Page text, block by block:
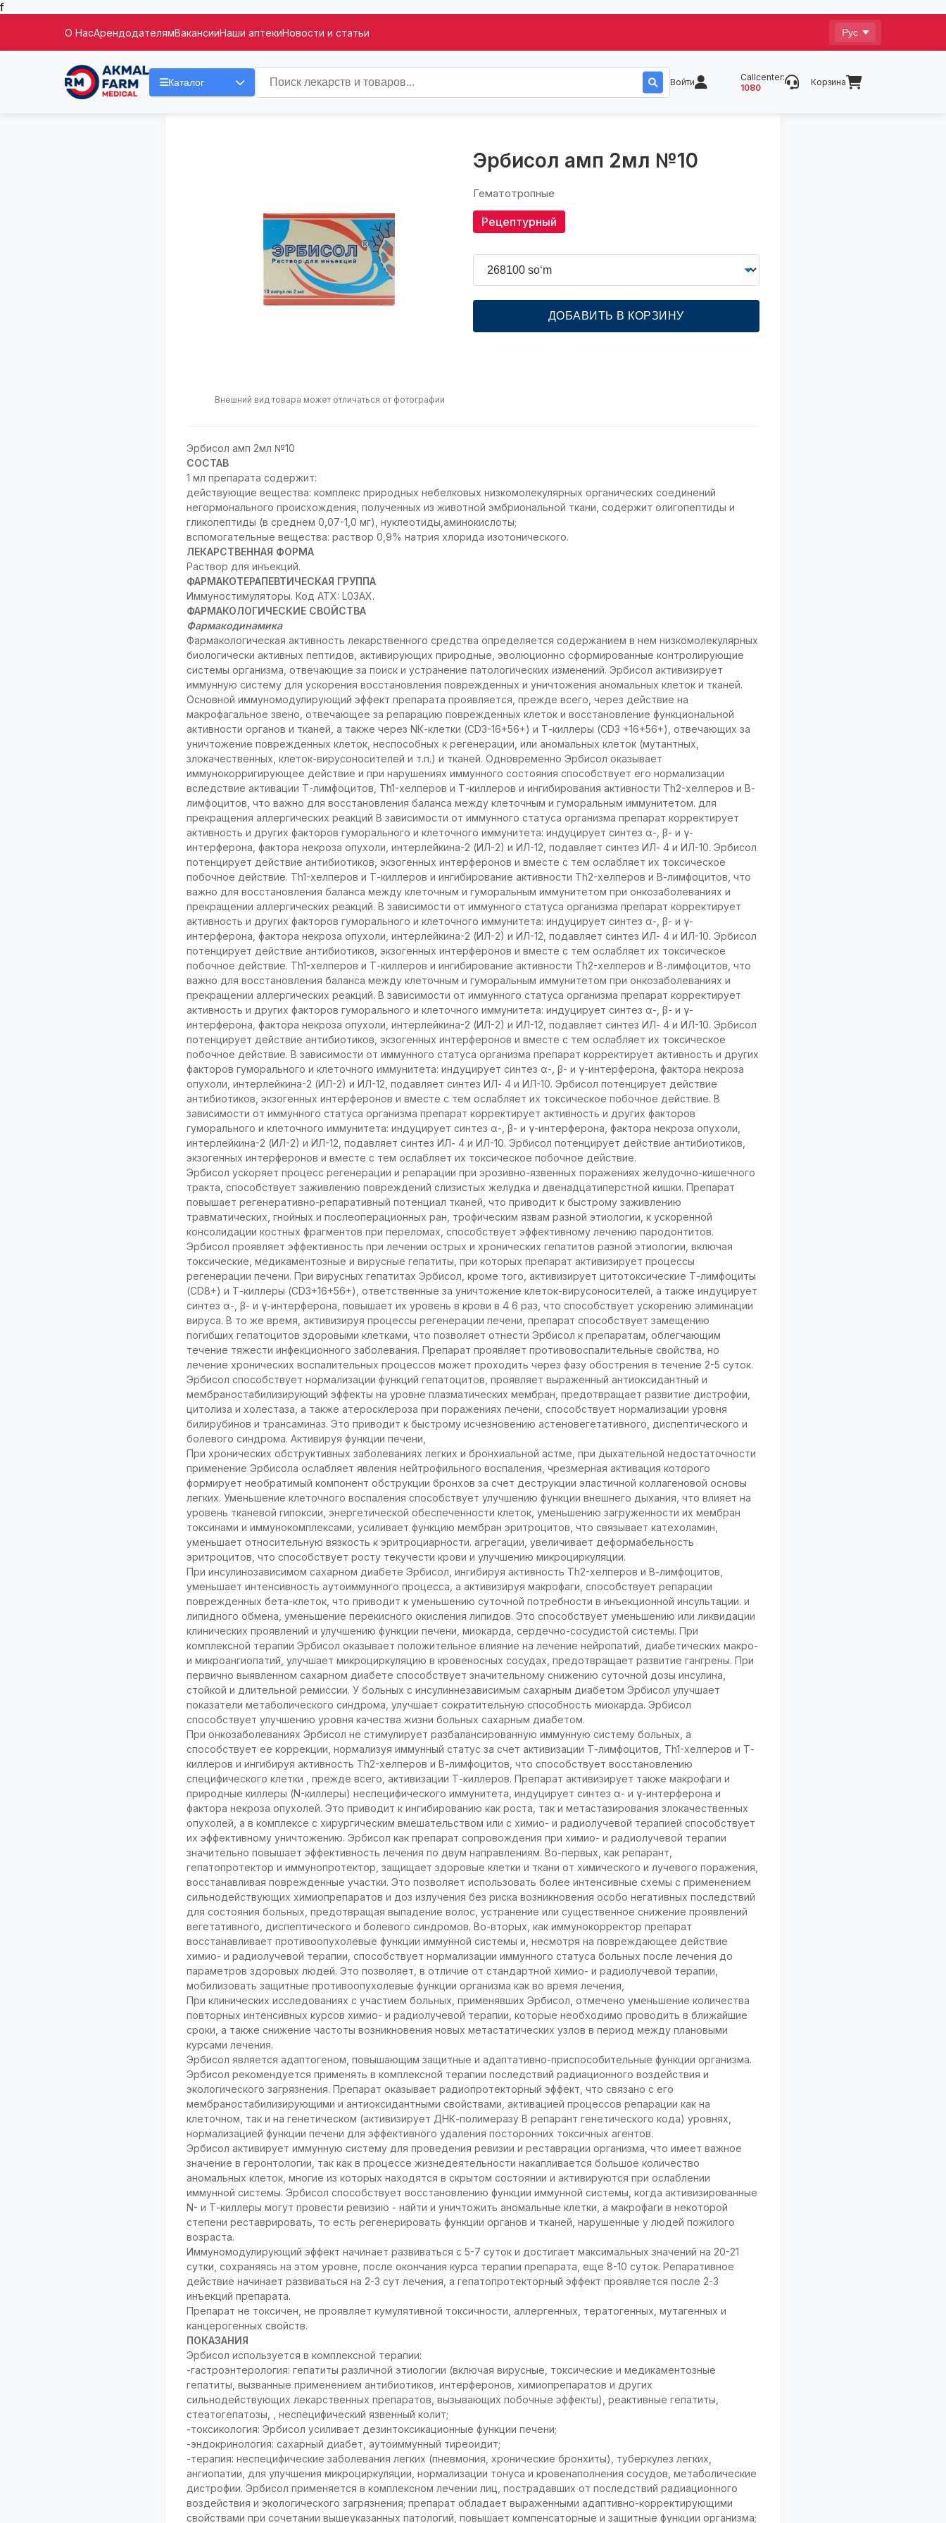
f
О НасАрендодателямВакансииНаши аптекиНовости и статьи
Каталог Войти
Callcenter:
1080
Корзина
Внешний вид товара может отличаться от фотографии
Эрбисол амп 2мл №10
Гематотропные
Рецептурный
ДОБАВИТЬ В КОРЗИНУ
Эрбисол амп 2мл №10
СОСТАВ
1 мл препарата содержит:
действующие вещества: комплекс природных небелковых низкомолекулярных органических соединений
негормонального происхождения, полученных из животной эмбриональной ткани, содержит олигопептиды и
гликопептиды (в среднем 0,07-1,0 мг), нуклеотиды,аминокислоты;
вспомогательные вещества: раствор 0,9% натрия хлорида изотонического.
ЛЕКАРСТВЕННАЯ ФОРМА
Раствор для инъекций.
ФАРМАКОТЕРАПЕВТИЧЕСКАЯ ГРУППА
Иммуностимуляторы. Код АТX: L03AX.
ФАРМАКОЛОГИЧЕСКИЕ СВОЙСТВА
Фармакодинамика
Фармакологическая активность лекарственного средства определяется содержанием в нем низкомолекулярных
биологически активных пептидов, активирующих природные, эволюционно сформированные контролирующие
системы организма, отвечающие за поиск и устранение патологических изменений. Эрбисол активизирует
иммунную систему для ускорения восстановления поврежденных и уничтожения аномальных клеток и тканей.
Основной иммуномодулирующий эффект препарата проявляется, прежде всего, через действие на
макрофагальное звено, отвечающее за репарацию поврежденных клеток и восстановление функциональной
активности органов и тканей, а также через NК-клетки (CD3-16+56+) и Т-киллеры (CD3 +16+56+), отвечающих за
уничтожение поврежденных клеток, неспособных к регенерации, или аномальных клеток (мутантных,
злокачественных, клеток-вирусоносителей и т.п.) и тканей. Одновременно Эрбисол оказывает
иммунокорригирующее действие и при нарушениях иммунного состояния способствует его нормализации
вследствие активации Т-лимфоцитов, Тh1-хелперов и Т-киллеров и ингибирования активности Тh2-хелперов и В-
лимфоцитов, что важно для восстановления баланса между клеточным и гуморальным иммунитетом. для
прекращения аллергических реакций В зависимости от иммунного статуса организма препарат корректирует
активность и других факторов гуморального и клеточного иммунитета: индуцирует синтез α-, β- и γ-
интерферона, фактора некроза опухоли, интерлейкина-2 (ИЛ-2) и ИЛ-12, подавляет синтез ИЛ- 4 и ИЛ-10. Эрбисол
потенцирует действие антибиотиков, экзогенных интерферонов и вместе с тем ослабляет их токсическое
побочное действие. Тh1-хелперов и Т-киллеров и ингибирование активности Тh2-хелперов и В-лимфоцитов, что
важно для восстановления баланса между клеточным и гуморальным иммунитетом при онкозаболеваниях и
прекращении аллергических реакций. В зависимости от иммунного статуса организма препарат корректирует
активность и других факторов гуморального и клеточного иммунитета: индуцирует синтез α-, β- и γ-
интерферона, фактора некроза опухоли, интерлейкина-2 (ИЛ-2) и ИЛ-12, подавляет синтез ИЛ- 4 и ИЛ-10. Эрбисол
потенцирует действие антибиотиков, экзогенных интерферонов и вместе с тем ослабляет их токсическое
побочное действие. Тh1-хелперов и Т-киллеров и ингибирование активности Тh2-хелперов и В-лимфоцитов, что
важно для восстановления баланса между клеточным и гуморальным иммунитетом при онкозаболеваниях и
прекращении аллергических реакций. В зависимости от иммунного статуса организма препарат корректирует
активность и других факторов гуморального и клеточного иммунитета: индуцирует синтез α-, β- и γ-
интерферона, фактора некроза опухоли, интерлейкина-2 (ИЛ-2) и ИЛ-12, подавляет синтез ИЛ- 4 и ИЛ-10. Эрбисол
потенцирует действие антибиотиков, экзогенных интерферонов и вместе с тем ослабляет их токсическое
побочное действие. В зависимости от иммунного статуса организма препарат корректирует активность и других
факторов гуморального и клеточного иммунитета: индуцирует синтез α-, β- и γ-интерферона, фактора некроза
опухоли, интерлейкина-2 (ИЛ-2) и ИЛ-12, подавляет синтез ИЛ- 4 и ИЛ-10. Эрбисол потенцирует действие
антибиотиков, экзогенных интерферонов и вместе с тем ослабляет их токсическое побочное действие. В
зависимости от иммунного статуса организма препарат корректирует активность и других факторов
гуморального и клеточного иммунитета: индуцирует синтез α-, β- и γ-интерферона, фактора некроза опухоли,
интерлейкина-2 (ИЛ-2) и ИЛ-12, подавляет синтез ИЛ- 4 и ИЛ-10. Эрбисол потенцирует действие антибиотиков,
экзогенных интерферонов и вместе с тем ослабляет их токсическое побочное действие.
Эрбисол ускоряет процесс регенерации и репарации при эрозивно-язвенных поражениях желудочно-кишечного
тракта, способствует заживлению повреждений слизистых желудка и двенадцатиперстной кишки. Препарат
повышает регенеративно-репаративный потенциал тканей, что приводит к быстрому заживлению
травматических, гнойных и послеоперационных ран, трофическим язвам разной этиологии, к ускоренной
консолидации костных фрагментов при переломах, способствует эффективному лечению пародонтитов.
Эрбисол проявляет эффективность при лечении острых и хронических гепатитов разной этиологии, включая
токсические, медикаментозные и вирусные гепатиты, при которых препарат активизирует процессы
регенерации печени. При вирусных гепатитах Эрбисол, кроме того, активизирует цитотоксические Т-лимфоциты
(CD8+) и Т-киллеры (CD3+16+56+), ответственные за уничтожение клеток-вирусоносителей, а также индуцирует
синтез α-, β- и γ-интерферона, повышает их уровень в крови в 4 6 раз, что способствует ускорению элиминации
вируса. В то же время, активизируя процессы регенерации печени, препарат способствует замещению
погибших гепатоцитов здоровыми клетками, что позволяет отнести Эрбисол к препаратам, облегчающим
течение тяжести инфекционного заболевания. Препарат проявляет противовоспалительные свойства, но
лечение хронических воспалительных процессов может проходить через фазу обострения в течение 2-5 суток.
Эрбисол способствует нормализации функций гепатоцитов, проявляет выраженный антиоксидантный и
мембраностабилизирующий эффекты на уровне плазматических мембран, предотвращает развитие дистрофии,
цитолиза и холестаза, а также атеросклероза при поражениях печени, способствует нормализации уровня
билирубинов и трансаминаз. Это приводит к быстрому исчезновению астеновегетативного, диспептического и
болевого синдрома. Активируя функции печени,
При хронических обструктивных заболеваниях легких и бронхиальной астме, при дыхательной недостаточности
применение Эрбисола ослабляет явления нейтрофильного воспаления, чрезмерная активация которого
формирует необратимый компонент обструкции бронхов за счет деструкции эластичной коллагеновой основы
легких. Уменьшение клеточного воспаления способствует улучшению функции внешнего дыхания, что влияет на
уровень тканевой гипоксии, энергетической обеспеченности клеток, уменьшению загруженности их мембран
токсинами и иммунокомплексами, усиливает функцию мембран эритроцитов, что связывает катехоламин,
уменьшает относительную вязкость к эритроциарности. агрегации, увеличивает деформабельность
эритроцитов, что способствует росту текучести крови и улучшению микроциркуляции.
При инсулинозависимом сахарном диабете Эрбисол, ингибируя активность Тh2-хелперов и В-лимфоцитов,
уменьшает интенсивность аутоиммунного процесса, а активизируя макрофаги, способствует репарации
поврежденных бета-клеток, что приводит к уменьшению суточной потребности в инъекционной инсультации. и
липидного обмена, уменьшение перекисного окисления липидов. Это способствует уменьшению или ликвидации
клинических проявлений и улучшению функции печени, миокарда, сердечно-сосудистой системы. При
комплексной терапии Эрбисол оказывает положительное влияние на лечение нейропатий, диабетических макро-
и микроангиопатий, улучшает микроциркуляцию в кровеносных сосудах, предотвращает развитие гангрены. При
первично выявленном сахарном диабете способствует значительному снижению суточной дозы инсулина,
стойкой и длительной ремиссии. У больных с инсулиннезависимым сахарным диабетом Эрбисол улучшает
показатели метаболического синдрома, улучшает сократительную способность миокарда. Эрбисол
способствует улучшению уровня качества жизни больных сахарным диабетом.
При онкозаболеваниях Эрбисол не стимулирует разбалансированную иммунную систему больных, а
способствует ее коррекции, нормализуя иммунный статус за счет активизации Т-лимфоцитов, Тh1-хелперов и Т-
киллеров и ингибируя активность Тh2-хелперов и В-лимфоцитов, что способствует восстановлению
специфического клетки , прежде всего, активизации Т-киллеров. Препарат активизирует также макрофаги и
природные киллеры (N-киллеры) неспецифического иммунитета, индуцирует синтез α- и γ-интерферона и
фактора некроза опухолей. Это приводит к ингибированию как роста, так и метастазирования злокачественных
опухолей, а в комплексе с хирургическим вмешательством или с химио- и радиолучевой терапией способствует
их эффективному уничтожению. Эрбисол как препарат сопровождения при химио- и радиолучевой терапии
значительно повышает эффективность лечения по двум направлениям. Во-первых, как репарант,
гепатопротектор и иммунопротектор, защищает здоровые клетки и ткани от химического и лучевого поражения,
восстанавливая поврежденные участки. Это позволяет использовать более интенсивные схемы с применением
сильнодействующих химиопрепаратов и доз излучения без риска возникновения особо негативных последствий
для состояния больных, предотвращая выпадение волос, устранение или существенное снижение проявлений
вегетативного, диспептического и болевого синдромов. Во-вторых, как иммунокорректор препарат
восстанавливает противоопухолевые функции иммунной системы и, несмотря на повреждающее действие
химио- и радиолучевой терапии, способствует нормализации иммунного статуса больных после лечения до
параметров здоровых людей. Это позволяет, в отличие от стандартной химио- и радиолучевой терапии,
мобилизовать защитные противоопухолевые функции организма как во время лечения,
При клинических исследованиях с участием больных, применявших Эрбисол, отмечено уменьшение количества
повторных интенсивных курсов химио- и радиолучевой терапии, которые необходимо проводить в ближайшие
сроки, а также снижение частоты возникновения новых метастатических узлов в период между плановыми
курсами лечения.
Эрбисол является адаптогеном, повышающим защитные и адаптативно-приспособительные функции организма.
Эрбисол рекомендуется применять в комплексной терапии последствий радиационного воздействия и
экологического загрязнения. Препарат оказывает радиопротекторный эффект, что связано с его
мембраностабилизирующими и антиоксидантными свойствами, активацией процессов репарации как на
клеточном, так и на генетическом (активизирует ДНК-полимеразу В репарант генетического кода) уровнях,
нормализацией функции печени для эффективного удаления посторонних токсичных агентов.
Эрбисол активирует иммунную систему для проведения ревизии и реставрации организма, что имеет важное
значение в геронтологии, так как в процессе жизнедеятельности накапливается большое количество
аномальных клеток, многие из которых находятся в скрытом состоянии и активируются при ослаблении
иммунной системы. Эрбисол способствует восстановлению функции иммунной системы, когда активизированные
N- и Т-киллеры могут провести ревизию - найти и уничтожить аномальные клетки, а макрофаги в некоторой
степени реставрировать, то есть регенерировать функции органов и тканей, нарушенные у людей пожилого
возраста.
Иммуномодулирующий эффект начинает развиваться с 5-7 суток и достигает максимальных значений на 20-21
сутки, сохраняясь на этом уровне, после окончания курса терапии препарата, еще 8-10 суток. Репаративное
действие начинает развиваться на 2-3 сут лечения, а гепатопротекторный эффект проявляется после 2-3
инъекций препарата.
Препарат не токсичен, не проявляет кумулятивной токсичности, аллергенных, тератогенных, мутагенных и
канцерогенных свойств.
ПОКАЗАНИЯ
Эрбисол используется в комплексной терапии:
-гастроэнтерология: гепатиты различной этиологии (включая вирусные, токсические и медикаментозные
гепатиты, вызванные применением антибиотиков, интерферонов, химиопрепаратов и других
сильнодействующих лекарственных препаратов, вызывающих побочные эффекты), реактивные гепатиты,
стеатогепатозы, , неспецифический язвенный колит;
-токсикология: Эрбисол усиливает дезинтоксикационные функции печени;
-эндокринология: сахарный диабет, аутоиммунный тиреоидит;
-терапия: неспецифические заболевания легких (пневмония, хронические бронхиты), туберкулез легких,
ангиопатии, для улучшения микроциркуляции, нормализации тонуса и кровенаполнения сосудов, метаболические
дистрофии. Эрбисол применяется в комплексном лечении лиц, пострадавших от последствий радиационного
воздействия и экологического загрязнения; препарат обладает выраженными адаптивно-корректирующими
свойствами при сочетании вышеуказанных патологий, повышает компенсаторные и защитные функции организма;